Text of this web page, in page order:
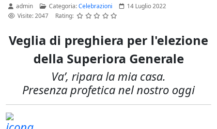
admin Categoria:Celebrazioni
14 Luglio 2022
Visite: 2047
Rating:
Veglia di preghiera per l'elezione
della Superiora Generale
Va’, ripara la mia casa.
Presenza profetica nel nostro oggi